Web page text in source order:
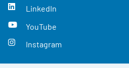
LinkedIn
YouTube
Instagram